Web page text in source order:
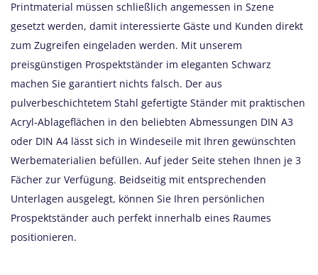
Printmaterial müssen schließlich angemessen in Szene
gesetzt werden, damit interessierte Gäste und Kunden direkt
zum Zugreifen eingeladen werden. Mit unserem
preisgünstigen Prospektständer im eleganten Schwarz
machen Sie garantiert nichts falsch. Der aus
pulverbeschichtetem Stahl gefertigte Ständer mit praktischen
Acryl-Ablageflächen in den beliebten Abmessungen DIN A3
oder DIN A4 lässt sich in Windeseile mit Ihren gewünschten
Werbematerialien befüllen. Auf jeder Seite stehen Ihnen je 3
Fächer zur Verfügung. Beidseitig mit entsprechenden
Unterlagen ausgelegt, können Sie Ihren persönlichen
Prospektständer auch perfekt innerhalb eines Raumes
positionieren.